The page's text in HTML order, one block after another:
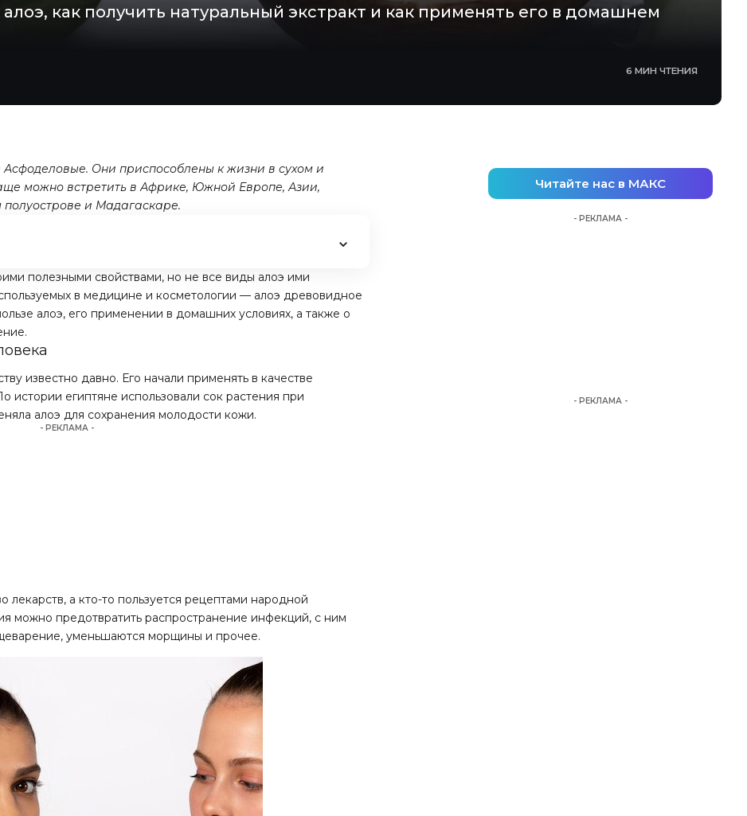
как получить натуральный экстракт и как применять его в домашнем
6 МИН ЧТЕНИЯ
Они приспособлены к жизни в сухом и
можно встретить в Африке, Южной Европе, Азии,
и Мадагаскаре.
полезными свойствами, но не все виды алоэ ими
в медицине и косметологии — алоэ древовидное
алоэ, его применении в домашних условиях, а также о
известно давно. Его начали применять в качестве
египтяне использовали сок растения при
алоэ для сохранения молодости кожи.
- РЕКЛАМА -
а кто-то пользуется рецептами народной
можно предотвратить распространение инфекций, с ним
уменьшаются морщины и прочее.
Читайте нас в МАКС
- РЕКЛАМА -
- РЕКЛАМА -